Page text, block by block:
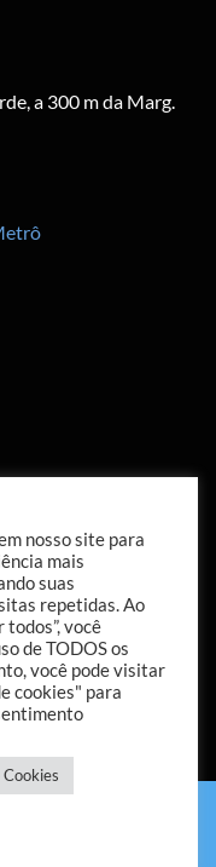
a 300 m da Marg.
às 19h
reservados.
por:
nosso site para
mais
suas
repetidas. Ao
todos”, você
de TODOS os
você pode visitar
cookies" para